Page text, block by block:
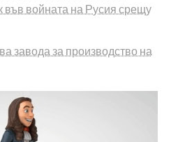
във войната на Русия срещу
завода за производство на